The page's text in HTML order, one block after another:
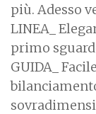
più. Adesso
LINEA_
primo
GUIDA_